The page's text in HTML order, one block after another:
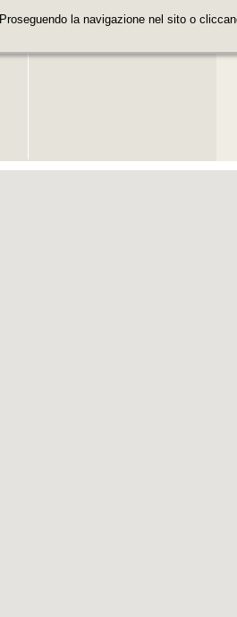
la navigazione nel sito o